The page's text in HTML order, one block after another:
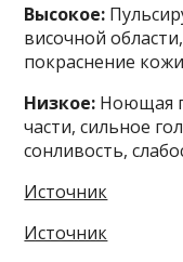
Высокое:
височной
покраснение
Низкое: Ноющая
части, сильное
сонливость,
Источник
Источник